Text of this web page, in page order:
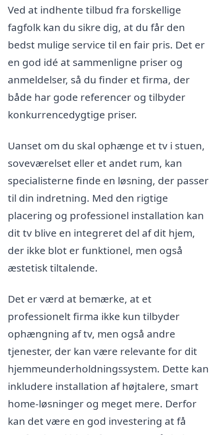
Ved at indhente tilbud fra forskellige
fagfolk kan du sikre dig, at du får den
bedst mulige service til en fair pris. Det er
en god idé at sammenligne priser og
anmeldelser, så du finder et firma, der
både har gode referencer og tilbyder
konkurrencedygtige priser.
Uanset om du skal ophænge et tv i stuen,
soveværelset eller et andet rum, kan
specialisterne finde en løsning, der passer
til din indretning. Med den rigtige
placering og professionel installation kan
dit tv blive en integreret del af dit hjem,
der ikke blot er funktionel, men også
æstetisk tiltalende.
Det er værd at bemærke, at et
professionelt firma ikke kun tilbyder
ophængning af tv, men også andre
tjenester, der kan være relevante for dit
hjemmeunderholdningssystem. Dette kan
inkludere installation af højtalere, smart
home-løsninger og meget mere. Derfor
kan det være en god investering at få